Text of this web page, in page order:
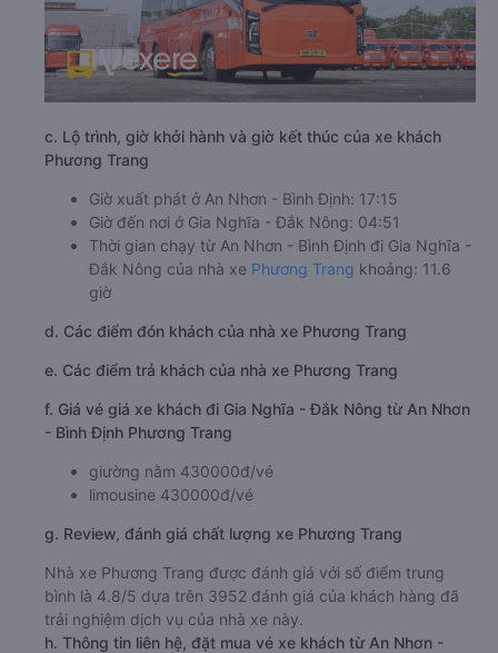
c. Lộ trình, giờ khởi hành và giờ kết thúc của xe khách
Phương Trang
Giờ xuất phát ở An Nhơn - Bình Định: 17:15
Giờ đến nơi ở Gia Nghĩa - Đắk Nông: 04:51
Thời gian chạy từ An Nhơn - Bình Định đi Gia Nghĩa -
Đắk Nông của nhà xe Phương Trang khoảng: 11.6
giờ
d. Các điểm đón khách của nhà xe Phương Trang
e. Các điểm trả khách của nhà xe Phương Trang
f. Giá vé giá xe khách đi Gia Nghĩa - Đắk Nông từ An Nhơn
- Bình Định Phương Trang
giường nằm 430000đ/vé
limousine 430000đ/vé
g. Review, đánh giá chất lượng xe Phương Trang
Nhà xe Phương Trang được đánh giá với số điểm trung
bình là 4.8/5 dựa trên 3952 đánh giá của khách hàng đã
trải nghiệm dịch vụ của nhà xe này.
h. Thông tin liên hệ, đặt mua vé xe khách từ An Nhơn -